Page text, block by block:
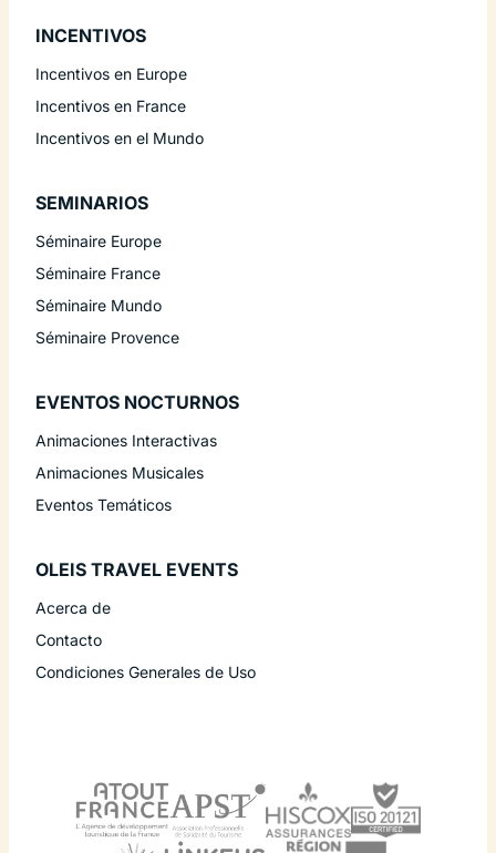
INCENTIVOS
Incentivos en Europe
Incentivos en France
Incentivos en el Mundo
SEMINARIOS
Séminaire Europe
Séminaire France
Séminaire Mundo
Séminaire Provence
EVENTOS NOCTURNOS
Animaciones Interactivas
Animaciones Musicales
Eventos Temáticos
OLEIS TRAVEL EVENTS
Acerca de
Contacto
Condiciones Generales de Uso